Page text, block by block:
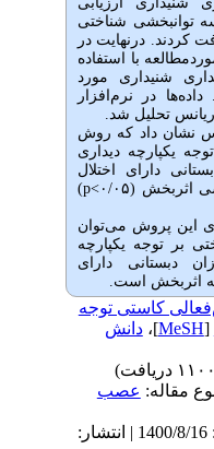
آزمایشی ۱۲جلسه توانبخشی شناختی
کردند. درنهایت در
با استفاده
شنیداری مورد
در نرم‌افزار
نشان داد که روش
یکپارچه دیداری
دارای اختلال
بیش‌فعالی کاستی توجه روشی اثربخش (۰/۰۵>p)
این پروش می‌توان
بر توجه یکپارچه
دبستانی دارای
اثربخش است.
کاستی توجه
]،دانش
مقاله:عصب
دریافت: 1400/6/21 | پذیرش: 1400/8/16 | انتشار: